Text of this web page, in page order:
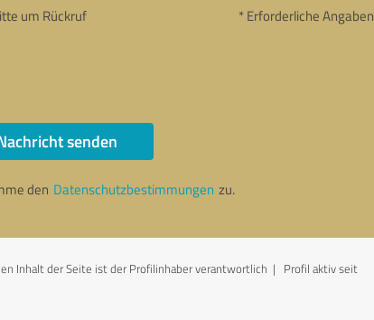
um Rückruf * Erforderliche Angaben
senden
den Datenschutzbestimmungen zu.
Inhalt der Seite ist der Profilinhaber verantwortlich | Profil aktiv seit